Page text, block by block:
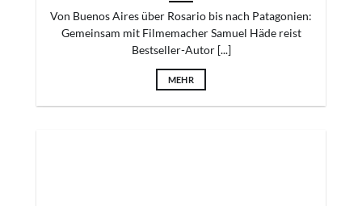
Von Buenos Aires über Rosario bis nach Patagonien:
Gemeinsam mit Filmemacher Samuel Häde reist
Bestseller-Autor [...]
MEHR